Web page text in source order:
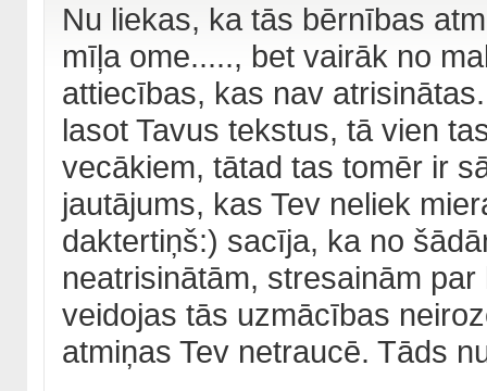
Nu liekas, ka tās bērnības
mīļa ome....., bet vairāk no
attiecības, kas nav
lasot Tavus tekstus, tā vien
vecākiem, tātad tas tomēr ir
jautājums, kas Tev neliek
daktertiņš:) sacīja, ka no
neatrisinātām, stresainām
veidojas tās uzmācības
atmiņas Tev netraucē. Tāds